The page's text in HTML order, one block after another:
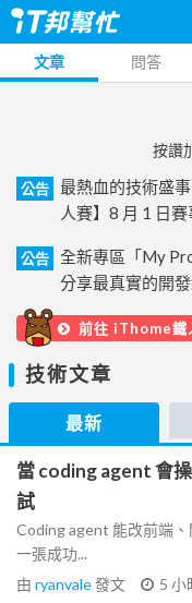
文章 問答
按讚
公告
最熱血的技術盛
人賽】8 月 1 日賽
公告
全新專區「My
分享最真實的開
前往 iThome鐵
技術文章
最新
當 coding agent 會
試
Coding agent 能改前端
一張成功...
由 ryanvale發文 5 小